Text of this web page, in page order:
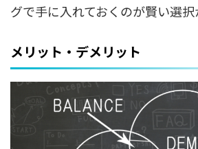
グで手に入れておくのが賢い選択
メリット・デメリット